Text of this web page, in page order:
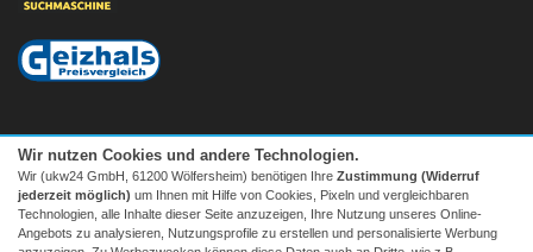
Wir nutzen Cookies und andere Technologien.
Wir (ukw24 GmbH, 61200 Wölfersheim) benötigen Ihre Zustimmung (Widerruf
jederzeit möglich) um Ihnen mit Hilfe von Cookies, Pixeln und vergleichbaren
Technologien, alle Inhalte dieser Seite anzuzeigen, Ihre Nutzung unseres Online-
Angebots zu analysieren, Nutzungsprofile zu erstellen und personalisierte Werbung